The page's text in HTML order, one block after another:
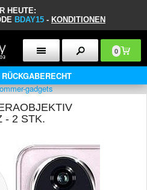
HEUTE:
BDAY15 - KONDITIONEN
0
- 2 STK.